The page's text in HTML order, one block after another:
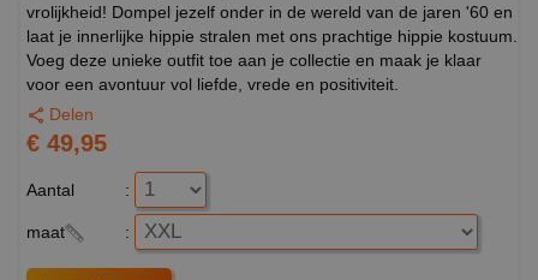
vrolijkheid! Dompel jezelf onder in de wereld van de jaren '60 en
laat je innerlijke hippie stralen met ons prachtige hippie kostuum.
Voeg deze unieke outfit toe aan je collectie en maak je klaar
voor een avontuur vol liefde, vrede en positiviteit.
Delen
€ 49,95
Aantal :
maat :